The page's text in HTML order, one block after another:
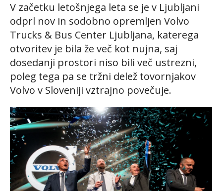
V začetku letošnjega leta se je v Ljubljani
odprl nov in sodobno opremljen Volvo
Trucks & Bus Center Ljubljana, katerega
otvoritev je bila že več kot nujna, saj
dosedanji prostori niso bili več ustrezni,
poleg tega pa se tržni delež tovornjakov
Volvo v Sloveniji vztrajno povečuje.